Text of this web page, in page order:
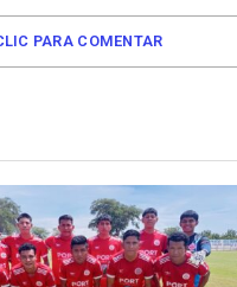
PARA COMENTAR